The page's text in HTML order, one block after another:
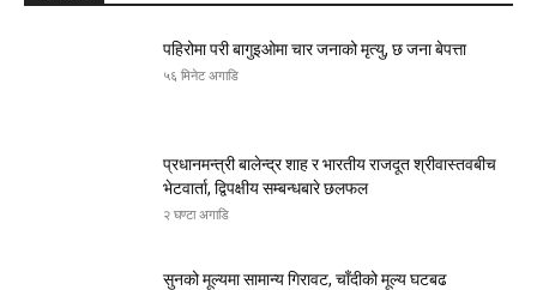
पहिरोमा परी बागुइओमा चार जनाको मृत्यु, छ जना बेपत्ता
५६ मिनेट अगाडि
प्रधानमन्त्री बालेन्द्र शाह र भारतीय राजदूत श्रीवास्तवबीच
भेटवार्ता, द्विपक्षीय सम्बन्धबारे छलफल
२ घण्टा अगाडि
सुनको मूल्यमा सामान्य गिरावट, चाँदीको मूल्य घटबढ